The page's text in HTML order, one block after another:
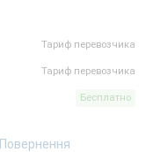
Тариф перевозчика
Тариф перевозчика
Бесплатно
Повернення